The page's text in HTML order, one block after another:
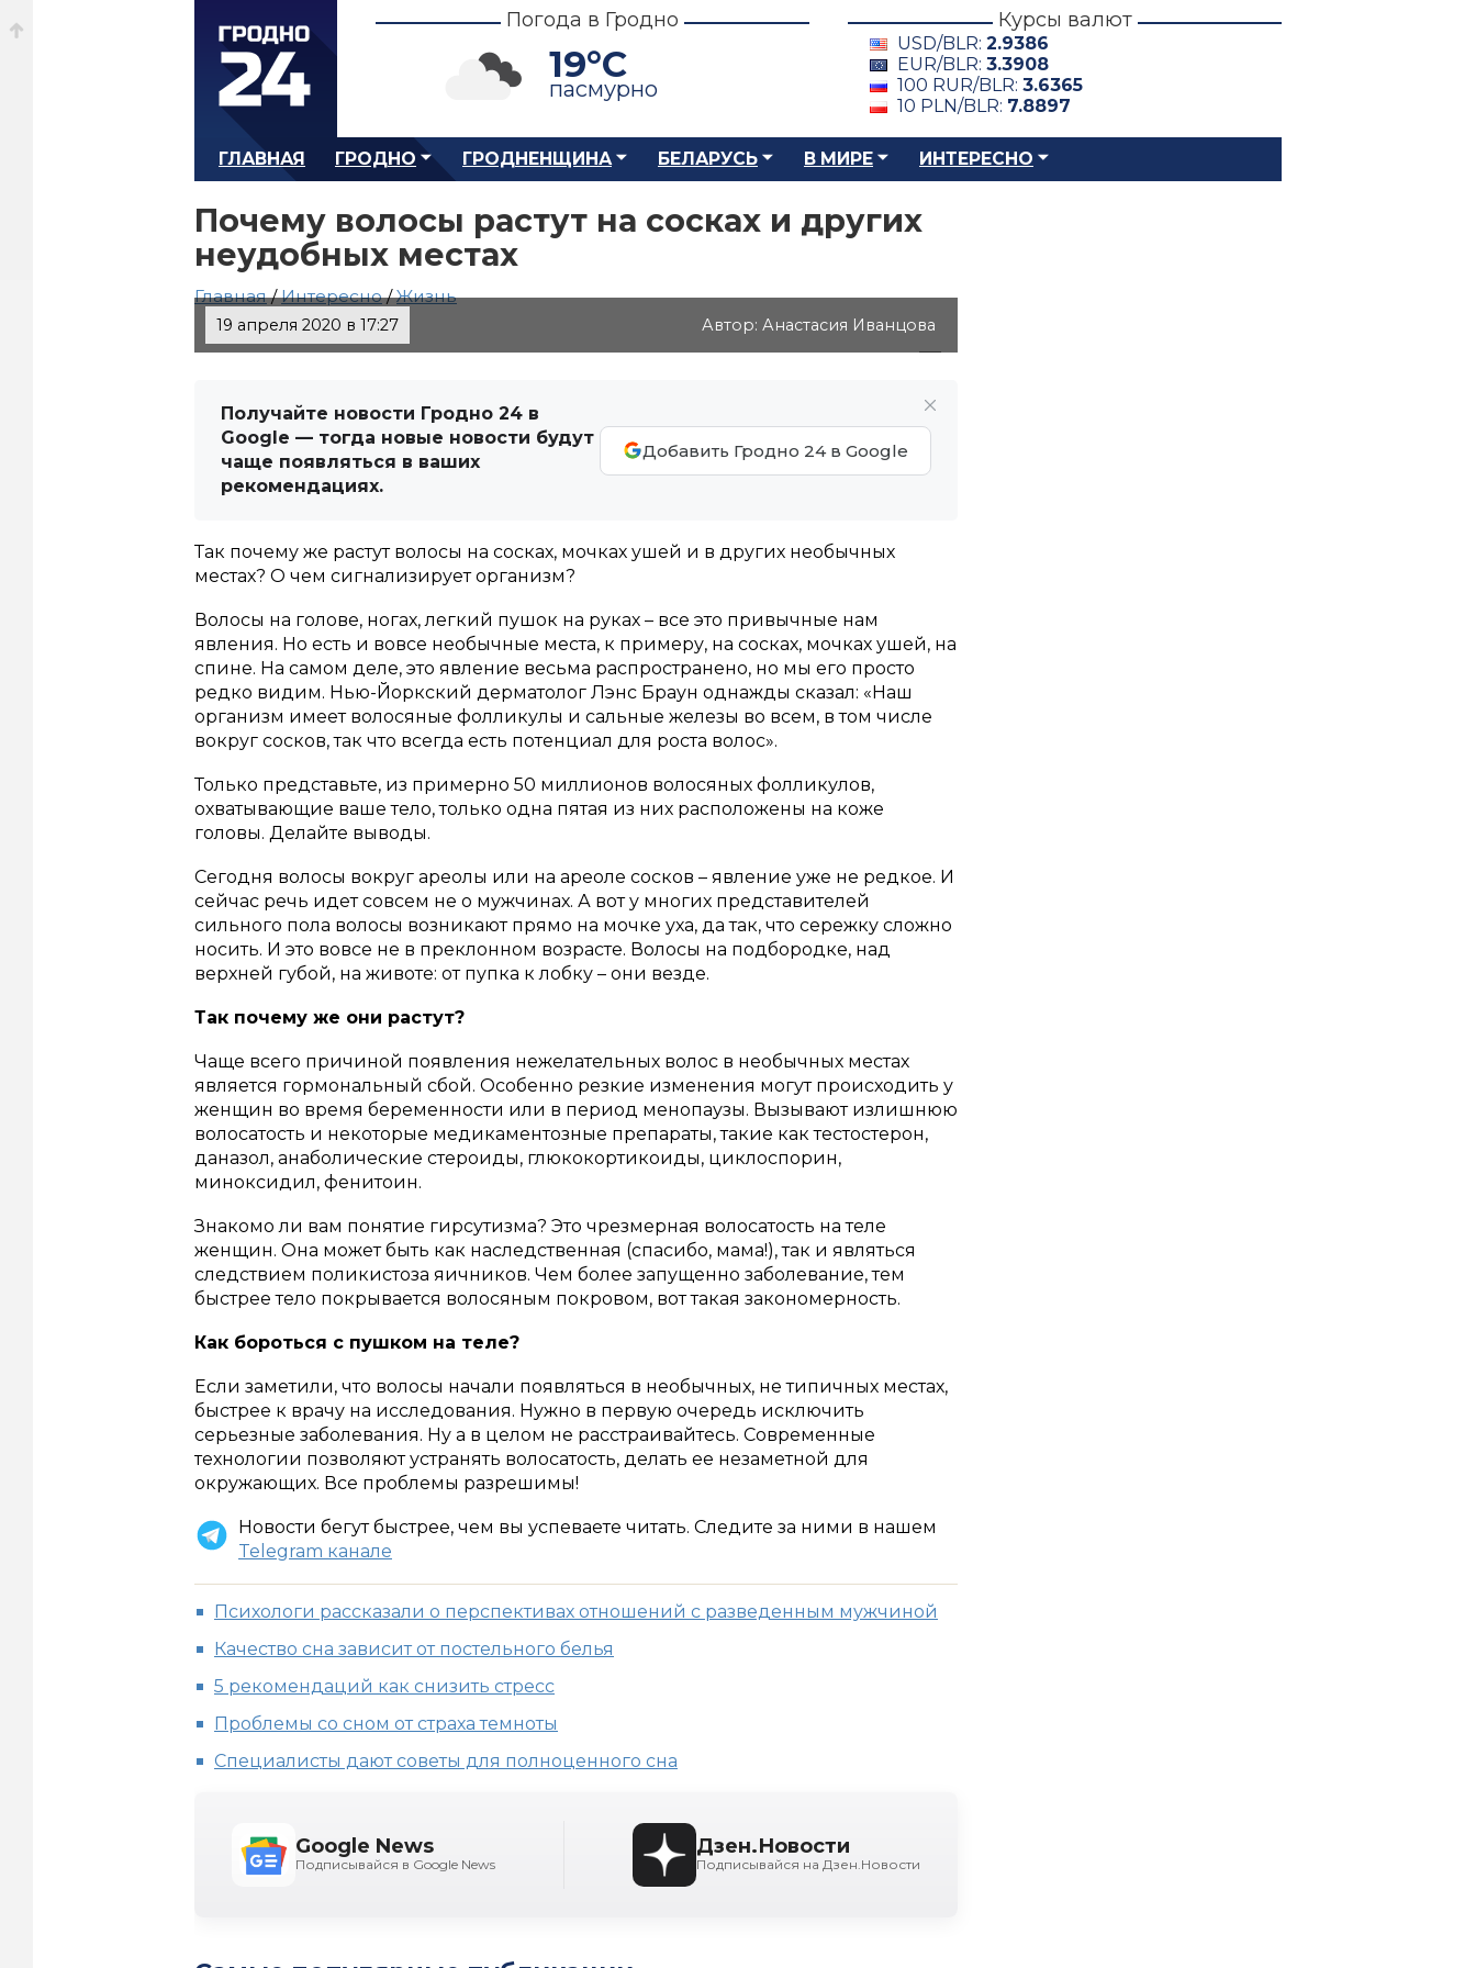
Погода в Гродно
19°C
пасмурно
Курсы валют
USD/BLR: 2.9386
EUR/BLR: 3.3908
100 RUR/BLR: 3.6365
10 PLN/BLR: 7.8897
ГЛАВНАЯ ГРОДНО ГРОДНЕНЩИНА БЕЛАРУСЬ В МИРЕ ИНТЕРЕСНО
Почему волосы растут на сосках и других
неудобных местах
Главная/Интересно/Жизнь
19 апреля 2020 в 17:27 Автор: Анастасия Иванцова
Получайте новости Гродно 24 в
Google — тогда новые новости будут
чаще появляться в ваших
рекомендациях.
Добавить Гродно 24 в Google
Так почему же растут волосы на сосках, мочках ушей и в других необычных
местах? О чем сигнализирует организм?
Волосы на голове, ногах, легкий пушок на руках – все это привычные нам
явления. Но есть и вовсе необычные места, к примеру, на сосках, мочках ушей, на
спине. На самом деле, это явление весьма распространено, но мы его просто
редко видим. Нью-Йоркский дерматолог Лэнс Браун однажды сказал: «Наш
организм имеет волосяные фолликулы и сальные железы во всем, в том числе
вокруг сосков, так что всегда есть потенциал для роста волос».
Только представьте, из примерно 50 миллионов волосяных фолликулов,
охватывающие ваше тело, только одна пятая из них расположены на коже
головы. Делайте выводы.
Сегодня волосы вокруг ареолы или на ареоле сосков – явление уже не редкое. И
сейчас речь идет совсем не о мужчинах. А вот у многих представителей
сильного пола волосы возникают прямо на мочке уха, да так, что сережку сложно
носить. И это вовсе не в преклонном возрасте. Волосы на подбородке, над
верхней губой, на животе: от пупка к лобку – они везде.
Так почему же они растут?
Чаще всего причиной появления нежелательных волос в необычных местах
является гормональный сбой. Особенно резкие изменения могут происходить у
женщин во время беременности или в период менопаузы. Вызывают излишнюю
волосатость и некоторые медикаментозные препараты, такие как тестостерон,
даназол, анаболические стероиды, глюкокортикоиды, циклоспорин,
миноксидил, фенитоин.
Знакомо ли вам понятие гирсутизма? Это чрезмерная волосатость на теле
женщин. Она может быть как наследственная (спасибо, мама!), так и являться
следствием поликистоза яичников. Чем более запущенно заболевание, тем
быстрее тело покрывается волосяным покровом, вот такая закономерность.
Как бороться с пушком на теле?
Если заметили, что волосы начали появляться в необычных, не типичных местах,
быстрее к врачу на исследования. Нужно в первую очередь исключить
серьезные заболевания. Ну а в целом не расстраивайтесь. Современные
технологии позволяют устранять волосатость, делать ее незаметной для
окружающих. Все проблемы разрешимы!
Новости бегут быстрее, чем вы успеваете читать. Следите за ними в нашем
Telegram канале
Психологи рассказали о перспективах отношений с разведенным мужчиной
Качество сна зависит от постельного белья
5 рекомендаций как снизить стресс
Проблемы со сном от страха темноты
Специалисты дают советы для полноценного сна
Google News
Подписывайся в Google News
Дзен.Новости
Подписывайся на Дзен.Новости